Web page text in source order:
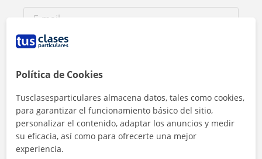
Al hacer clic, aceptas nuestro
Política de Cookies
Tusclasesparticulares almacena datos, tales como cookies,
para garantizar el funcionamiento básico del sitio,
personalizar el contenido, adaptar los anuncios y medir
su eficacia, así como para ofrecerte una mejor
experiencia.